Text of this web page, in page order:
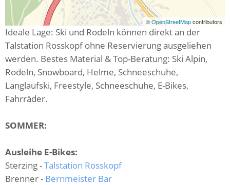
©OpenStreetMapcontributors
Ideale Lage: Ski und Rodeln können direkt an der
Talstation Rosskopf ohne Reservierung ausgeliehen
werden. Bestes Material & Top-Beratung: Ski Alpin,
Rodeln, Snowboard, Helme, Schneeschuhe,
Langlaufski, Freestyle, Schneeschuhe, E-Bikes,
Fahrräder.
SOMMER:
Ausleihe E-Bikes:
Sterzing -Talstation Rosskopf
Brenner - Bernmeister Bar